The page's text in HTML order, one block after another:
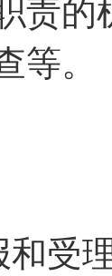
责的
等。
受